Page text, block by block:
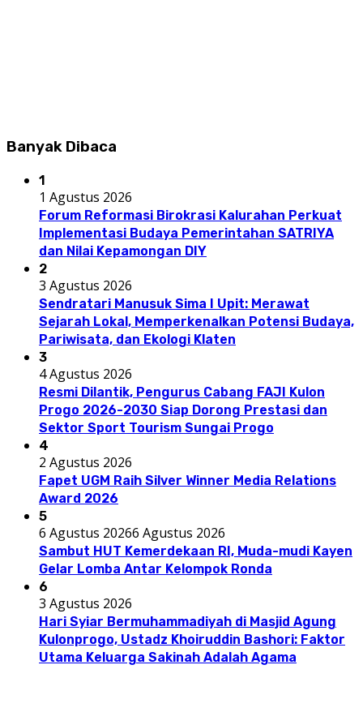
Banyak Dibaca
1
1 Agustus 2026
Forum Reformasi Birokrasi Kalurahan Perkuat
Implementasi Budaya Pemerintahan SATRIYA
dan Nilai Kepamongan DIY
2
3 Agustus 2026
Sendratari Manusuk Sima I Upit: Merawat
Sejarah Lokal, Memperkenalkan Potensi Budaya,
Pariwisata, dan Ekologi Klaten
3
4 Agustus 2026
Resmi Dilantik, Pengurus Cabang FAJI Kulon
Progo 2026-2030 Siap Dorong Prestasi dan
Sektor Sport Tourism Sungai Progo
4
2 Agustus 2026
Fapet UGM Raih Silver Winner Media Relations
Award 2026
5
6 Agustus 20266 Agustus 2026
Sambut HUT Kemerdekaan RI, Muda-mudi Kayen
Gelar Lomba Antar Kelompok Ronda
6
3 Agustus 2026
Hari Syiar Bermuhammadiyah di Masjid Agung
Kulonprogo, Ustadz Khoiruddin Bashori: Faktor
Utama Keluarga Sakinah Adalah Agama